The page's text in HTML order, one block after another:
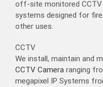
off-site monitored CCTV
systems designed for
other uses.
CCTV
We install, maintain and
CCTV Cameraranging
megapixel IP Systems